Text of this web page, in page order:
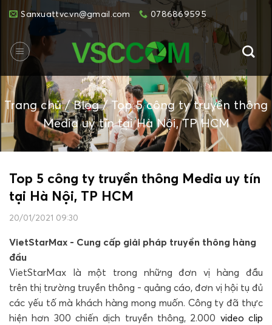
content
Sanxuattvc.vn@gmail.com 0786869595
Trang chủ/Blog/Top 5 công ty truyền thông
Media uy tín tại Hà Nội, TP HCM
Top 5 công ty truyền thông Media uy tín
tại Hà Nội, TP HCM
20/01/2021 09:30
VietStarMax - Cung cấp giải pháp truyền thông hàng
đầu
VietStarMax là một trong những đơn vị hàng đầu
trên thị trường truyền thông - quảng cáo, đơn vị hội tụ đủ
các yếu tố mà khách hàng mong muốn. Công ty đã thực
hiện hơn 300 chiến dịch truyền thông, 2.000 video clip